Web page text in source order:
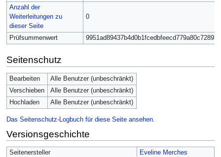
Anzahl der
Weiterleitungen zu
dieser Seite
0
Prüfsummenwert 9951ad89437b4d0b1fcedbfeecd779a80c728936
Seitenschutz
Bearbeiten
Alle Benutzer (unbeschränkt)
Verschieben
Alle Benutzer (unbeschränkt)
Hochladen
Alle Benutzer (unbeschränkt)
Das Seitenschutz-Logbuch für diese Seite ansehen.
Versionsgeschichte
Seitenersteller
Eveline Merches